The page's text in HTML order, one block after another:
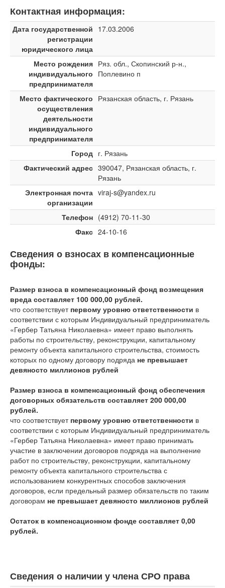
Контактная информация:
Дата государственной
регистрации
юридического лица
17.03.2006
Место рождения
индивидуального
предпринимателя
Ряз. обл., Скопинский р-н.,
Поплевино п
Место фактического
осуществления
деятельности
индивидуального
предпринимателя
Рязанская область, г. Рязань
Город г. Рязань
Фактический адрес 390047, Рязанская область, г.
Рязань
Электронная почта
организации
viraj-s@yandex.ru
Телефон (4912) 70-11-30
Факс 24-10-16
Сведения о взносах в компенсационные
фонды:
Размер взноса в компенсационный фонд возмещения
вреда составляет 100 000,00 рублей.
что соответствует первому уровню ответственности в
соответствии с которым Индивидуальный предприниматель
«Гербер Татьяна Николаевна» имеет право выполнять
работы по строительству, реконструкции, капитальному
ремонту объекта капитального строительства, стоимость
которых по одному договору подряда не превышает
девяносто миллионов рублей
Размер взноса в компенсационный фонд обеспечения
договорных обязательств составляет 200 000,00
рублей.
что соответствует первому уровню ответственности в
соответствии с которым Индивидуальный предприниматель
«Гербер Татьяна Николаевна» имеет право принимать
участие в заключении договоров подряда на выполнение
работ по строительству, реконструкции, капитальному
ремонту объекта капитального строительства с
использованием конкурентных способов заключения
договоров, если предельный размер обязательств по таким
договорам не превышает девяносто миллионов рублей
Остаток в компенсационном фонде составляет 0,00
рублей.
Сведения о наличии у члена СРО права